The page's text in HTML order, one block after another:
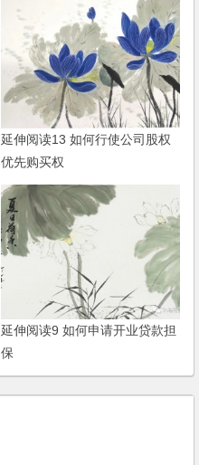
延伸阅读13 如何行使公司股权
优先购买权
延伸阅读9 如何申请开业贷款担
保